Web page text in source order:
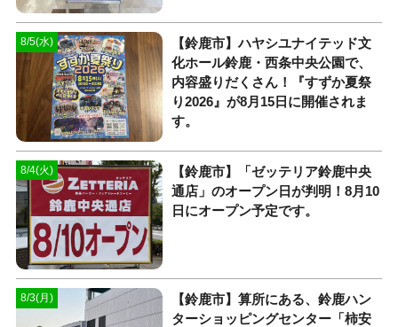
8/5(水)
【鈴鹿市】ハヤシユナイテッド文
化ホール鈴鹿・西条中央公園で、
内容盛りだくさん！『すずか夏祭
り2026』が8月15日に開催されま
す。
8/4(火)
【鈴鹿市】「ゼッテリア鈴鹿中央
通店」のオープン日が判明！8月10
日にオープン予定です。
8/3(月)
【鈴鹿市】算所にある、鈴鹿ハン
ターショッピングセンター「柿安